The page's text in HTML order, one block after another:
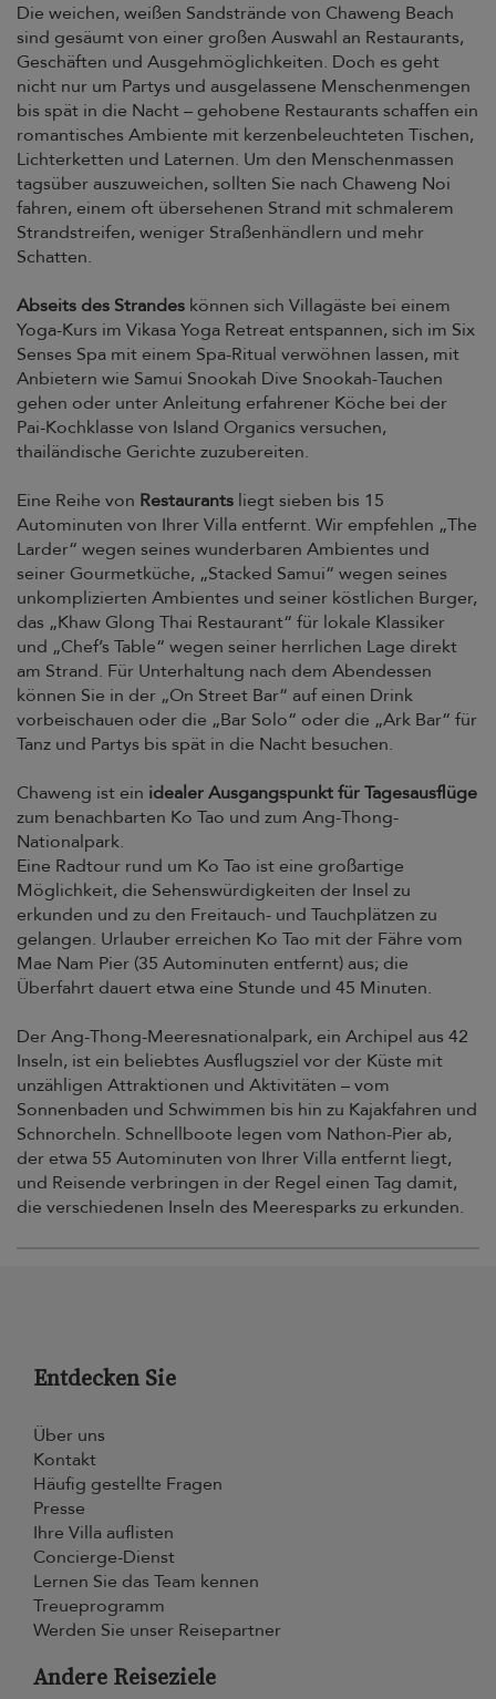
Die weichen, weißen Sandstrände von Chaweng Beach
sind gesäumt von einer großen Auswahl an Restaurants,
Geschäften und Ausgehmöglichkeiten. Doch es geht
nicht nur um Partys und ausgelassene Menschenmengen
bis spät in die Nacht – gehobene Restaurants schaffen ein
romantisches Ambiente mit kerzenbeleuchteten Tischen,
Lichterketten und Laternen. Um den Menschenmassen
tagsüber auszuweichen, sollten Sie nach Chaweng Noi
fahren, einem oft übersehenen Strand mit schmalerem
Strandstreifen, weniger Straßenhändlern und mehr
Schatten.
Abseits des Strandes können sich Villagäste bei einem
Yoga-Kurs im Vikasa Yoga Retreat entspannen, sich im Six
Senses Spa mit einem Spa-Ritual verwöhnen lassen, mit
Anbietern wie Samui Snookah Dive Snookah-Tauchen
gehen oder unter Anleitung erfahrener Köche bei der
Pai-Kochklasse von Island Organics versuchen,
thailändische Gerichte zuzubereiten.
Eine Reihe von Restaurants liegt sieben bis 15
Autominuten von Ihrer Villa entfernt. Wir empfehlen „The
Larder“ wegen seines wunderbaren Ambientes und
seiner Gourmetküche, „Stacked Samui“ wegen seines
unkomplizierten Ambientes und seiner köstlichen Burger,
das „Khaw Glong Thai Restaurant“ für lokale Klassiker
und „Chef’s Table“ wegen seiner herrlichen Lage direkt
am Strand. Für Unterhaltung nach dem Abendessen
können Sie in der „On Street Bar“ auf einen Drink
vorbeischauen oder die „Bar Solo“ oder die „Ark Bar“ für
Tanz und Partys bis spät in die Nacht besuchen.
Chaweng ist ein idealer Ausgangspunkt für Tagesausflüge
zum benachbarten Ko Tao und zum Ang-Thong-
Nationalpark.
Eine Radtour rund um Ko Tao ist eine großartige
Möglichkeit, die Sehenswürdigkeiten der Insel zu
erkunden und zu den Freitauch- und Tauchplätzen zu
gelangen. Urlauber erreichen Ko Tao mit der Fähre vom
Mae Nam Pier (35 Autominuten entfernt) aus; die
Überfahrt dauert etwa eine Stunde und 45 Minuten.
Der Ang-Thong-Meeresnationalpark, ein Archipel aus 42
Inseln, ist ein beliebtes Ausflugsziel vor der Küste mit
unzähligen Attraktionen und Aktivitäten – vom
Sonnenbaden und Schwimmen bis hin zu Kajakfahren und
Schnorcheln. Schnellboote legen vom Nathon-Pier ab,
der etwa 55 Autominuten von Ihrer Villa entfernt liegt,
und Reisende verbringen in der Regel einen Tag damit,
die verschiedenen Inseln des Meeresparks zu erkunden.
Entdecken Sie
Über uns
Kontakt
Häufig gestellte Fragen
Presse
Ihre Villa auflisten
Concierge-Dienst
Lernen Sie das Team kennen
Treueprogramm
Werden Sie unser Reisepartner
Andere Reiseziele